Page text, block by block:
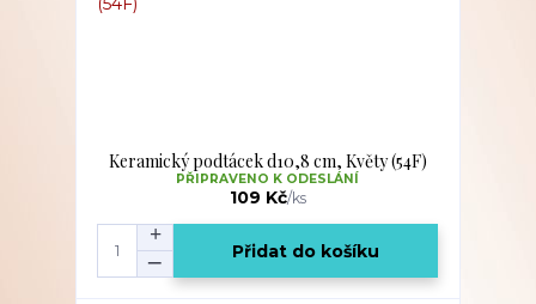
Keramický podtácek d10,8 cm, Květy (54F)
109 Kč/ks
PŘIPRAVENO K ODESLÁNÍ
Přidat do košíku